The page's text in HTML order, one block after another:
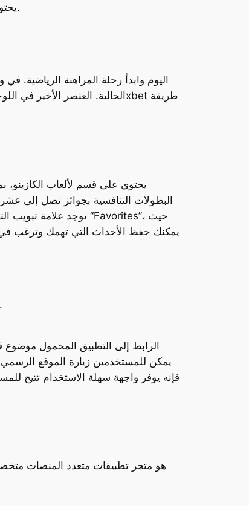
بالإضافة إلى المراهنات الرياضية،1xBet يحتوي على قسم لألعاب الكازينو، بما في ذلك ماكينات القمار والروليت وغيرها.
البطولات التنافسية بجوائز تصل إلى
يمكنك حفظ الأحداث التي تهمك وترغب في
لشحن الرصيد على البوابة، يجب إتمام عملية التسجيل والمرور بعملية التحقق، مقدمًا الوثائق اللازمة لإثبات الهوية.
الرابط إلى التطبيق المحمول موضوع